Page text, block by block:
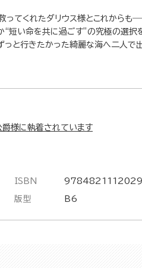
ってくれたダリウス様とこれからも
“短い命を共に過ごす”の究極の選択
っと行きたかった綺麗な海へ二人で出
様に執着されています
ISBN 9784821112029
版型 B6